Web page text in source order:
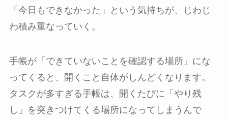
「今日もできなかった」という気持ちが、じわじ
わ積み重なっていく。
手帳が「できていないことを確認する場所」にな
ってくると、開くこと自体がしんどくなります。
タスクが多すぎる手帳は、開くたびに「やり残
し」を突きつけてくる場所になってしまうんで